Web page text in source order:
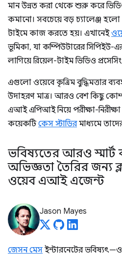
মান উন্নত করা থেকে শুরু করে
কমানো। সবচেয়ে বড় চ্যালেঞ্জ
টাইমে কাজ করতে হয়। এখানেই
ভূমিকা, যা কম্পিউটারের সিপিইউ-
লাগিয়ে রিয়েল-টাইম ভিডিও
এগুলো ওয়েবে কৃত্রিম বুদ্ধিমত্তার
উদাহরণ মাত্র। আরও বেশ কিছু
এআই এপিআই নিয়ে পরীক্ষা-
কয়েকটিকেস স্টাডিরমাধ্যমে
ভবিষ্যতের আরও স্মার্ট
অভিজ্ঞতা তৈরির জন্য
ওয়েব এআই এজেন্ট
Jason Mayes
জেসন মেস ইন্টারনেটের